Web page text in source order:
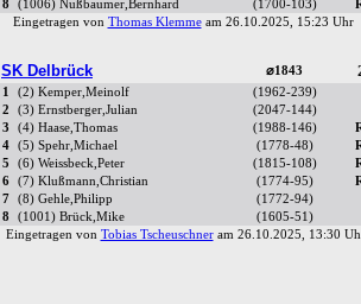
8
(1006) Nußbaumer,Bernhard (1700-103)
Eingetragen von Thomas Klemmeam 26.10.2025, 15:23
SK Delbrück ⌀1843
1 (2) Kemper,Meinolf
(1962-239)
2
(3) Ernstberger,Julian
(2047-144)
3
(4) Haase,Thomas (1988-146)
4
(5) Spehr,Michael (1778-48)
5
(6) Weissbeck,Peter (1815-108)
6
(7) Klußmann,Christian (1774-95)
7
(8) Gehle,Philipp
(1772-94)
8
(1001) Brück,Mike
(1605-51)
Eingetragen von Tobias Tscheuschneram 26.10.2025, 13:30